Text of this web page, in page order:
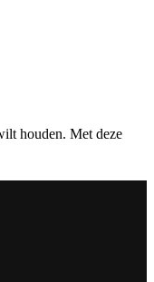
houden. Met deze